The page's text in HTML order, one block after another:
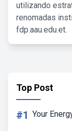
utilizando
renomadas
fdp.aau.edu.et.
Top Post
#1 Your